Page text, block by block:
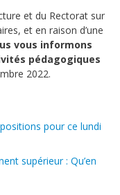
et du Rectorat sur
et en raison d’une
vous informons
pédagogiques
2022.
pour ce lundi
supérieur : Qu’en